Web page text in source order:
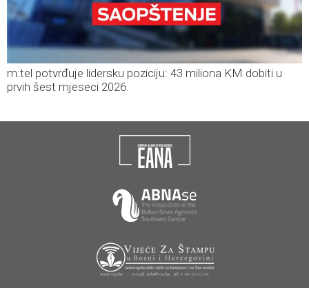
m:tel potvrđuje lidersku poziciju: 43 miliona KM dobiti u
prvih šest mjeseci 2026.